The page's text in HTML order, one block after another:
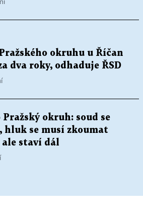
okruhu u Říčan
dva roky, odhaduje ŘSD
okruh: soud se
hluk se musí zkoumat
staví dál